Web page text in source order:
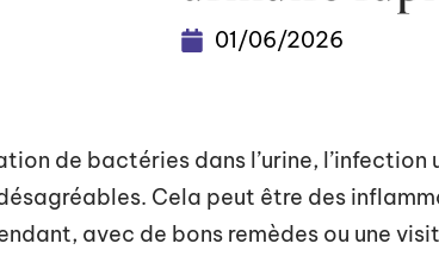
01/06/2026
de bactéries dans l’urine, l’infection
Cela peut être des
avec de bons remèdes ou une